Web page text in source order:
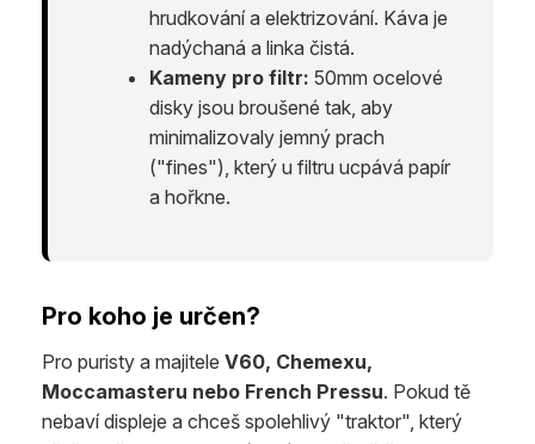
hrudkování a elektrizování. Káva je
nadýchaná a linka čistá.
Kameny pro filtr: 50mm ocelové
disky jsou broušené tak, aby
minimalizovaly jemný prach
("fines"), který u filtru ucpává papír
a hořkne.
Pro koho je určen?
Pro puristy a majitele V60, Chemexu,
Moccamasteru nebo French Pressu. Pokud tě
nebaví displeje a chceš spolehlivý "traktor", který